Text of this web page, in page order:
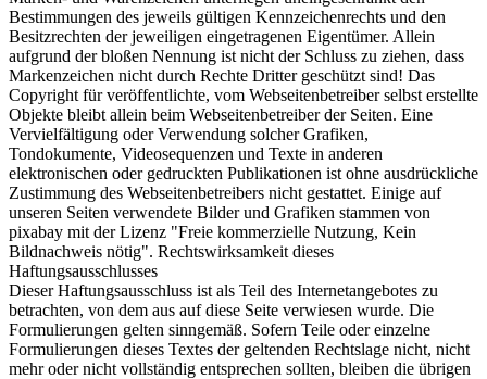
Bestimmungen des jeweils gültigen Kennzeichenrechts und den
Besitzrechten der jeweiligen eingetragenen Eigentümer. Allein
aufgrund der bloßen Nennung ist nicht der Schluss zu ziehen, dass
Markenzeichen nicht durch Rechte Dritter geschützt sind! Das
Copyright für veröffentlichte, vom Webseitenbetreiber selbst erstellte
Objekte bleibt allein beim Webseitenbetreiber der Seiten. Eine
Vervielfältigung oder Verwendung solcher Grafiken,
Tondokumente, Videosequenzen und Texte in anderen
elektronischen oder gedruckten Publikationen ist ohne ausdrückliche
Zustimmung des Webseitenbetreibers nicht gestattet. Einige auf
unseren Seiten verwendete Bilder und Grafiken stammen von
pixabay mit der Lizenz "Freie kommerzielle Nutzung, Kein
Bildnachweis nötig". Rechtswirksamkeit dieses
Haftungsausschlusses
Dieser Haftungsausschluss ist als Teil des Internetangebotes zu
betrachten, von dem aus auf diese Seite verwiesen wurde. Die
Formulierungen gelten sinngemäß. Sofern Teile oder einzelne
Formulierungen dieses Textes der geltenden Rechtslage nicht, nicht
mehr oder nicht vollständig entsprechen sollten, bleiben die übrigen